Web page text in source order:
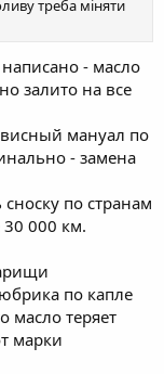
треба міняти
- масло
залито на все
мануал по
- замена
по странам
30 000 км.
по капле
масло теряет
марки